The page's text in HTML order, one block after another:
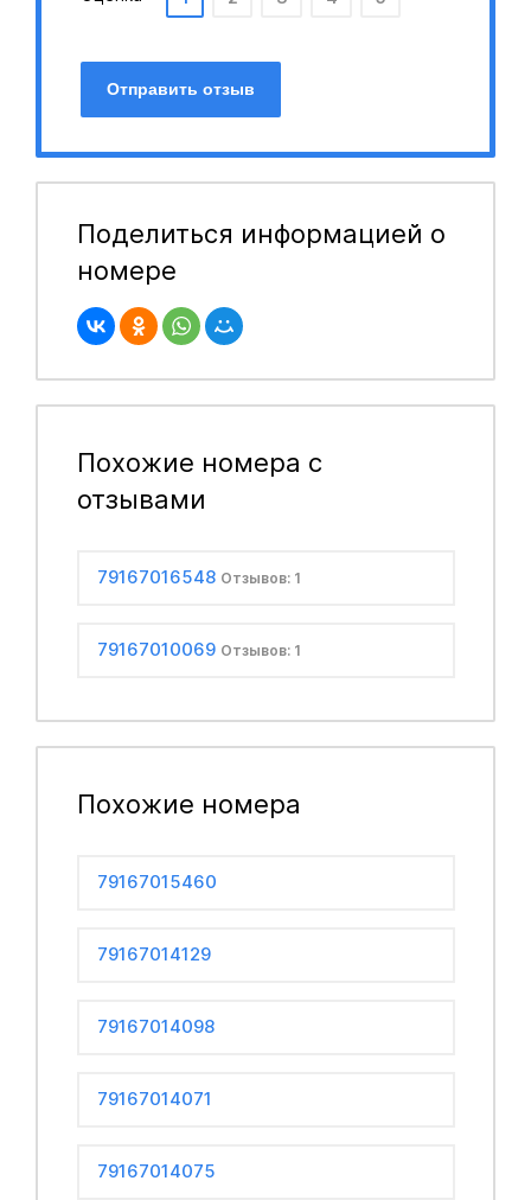
Отправить отзыв
Поделиться информацией о
номере
Похожие номера с
отзывами
79167016548 Отзывов: 1
79167010069 Отзывов: 1
Похожие номера
79167015460
79167014129
79167014098
79167014071
79167014075